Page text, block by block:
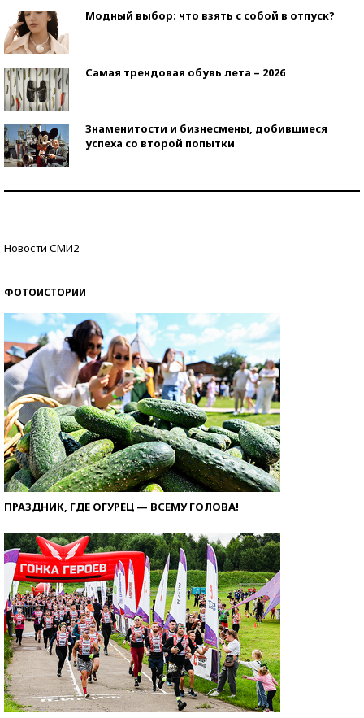
Модный выбор: что взять с собой в отпуск?
Самая трендовая обувь лета – 2026
Знаменитости и бизнесмены, добившиеся
успеха со второй попытки
Новости СМИ2
ФОТОИСТОРИИ
ПРАЗДНИК, ГДЕ ОГУРЕЦ — ВСЕМУ ГОЛОВА!